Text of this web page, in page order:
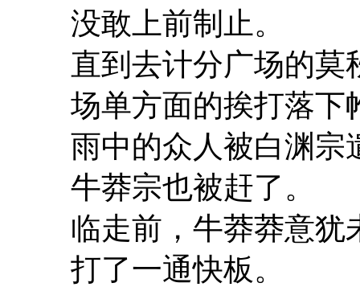
没敢上前制止。
直到去计分广场的莫
场单方面的挨打落下
雨中的众人被白渊宗
牛莽宗也被赶了。
临走前，牛莽莽意犹
打了一通快板。